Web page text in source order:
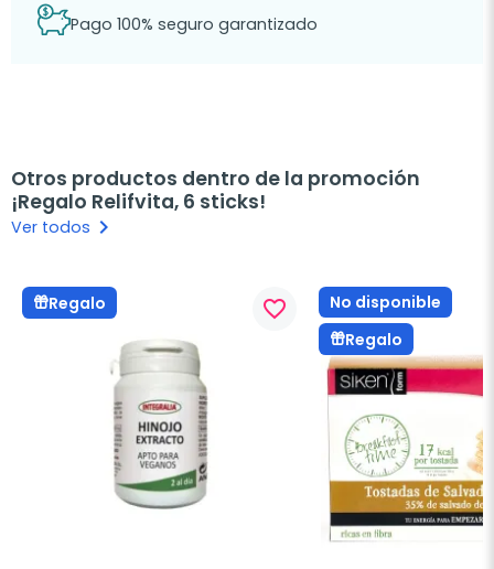
Pago 100% seguro garantizado
Otros productos dentro de la promoción
¡Regalo Relifvita, 6 sticks!
Ver todos keyboard_arrow_right
Regalo favorite_border
No disponible
Regalo